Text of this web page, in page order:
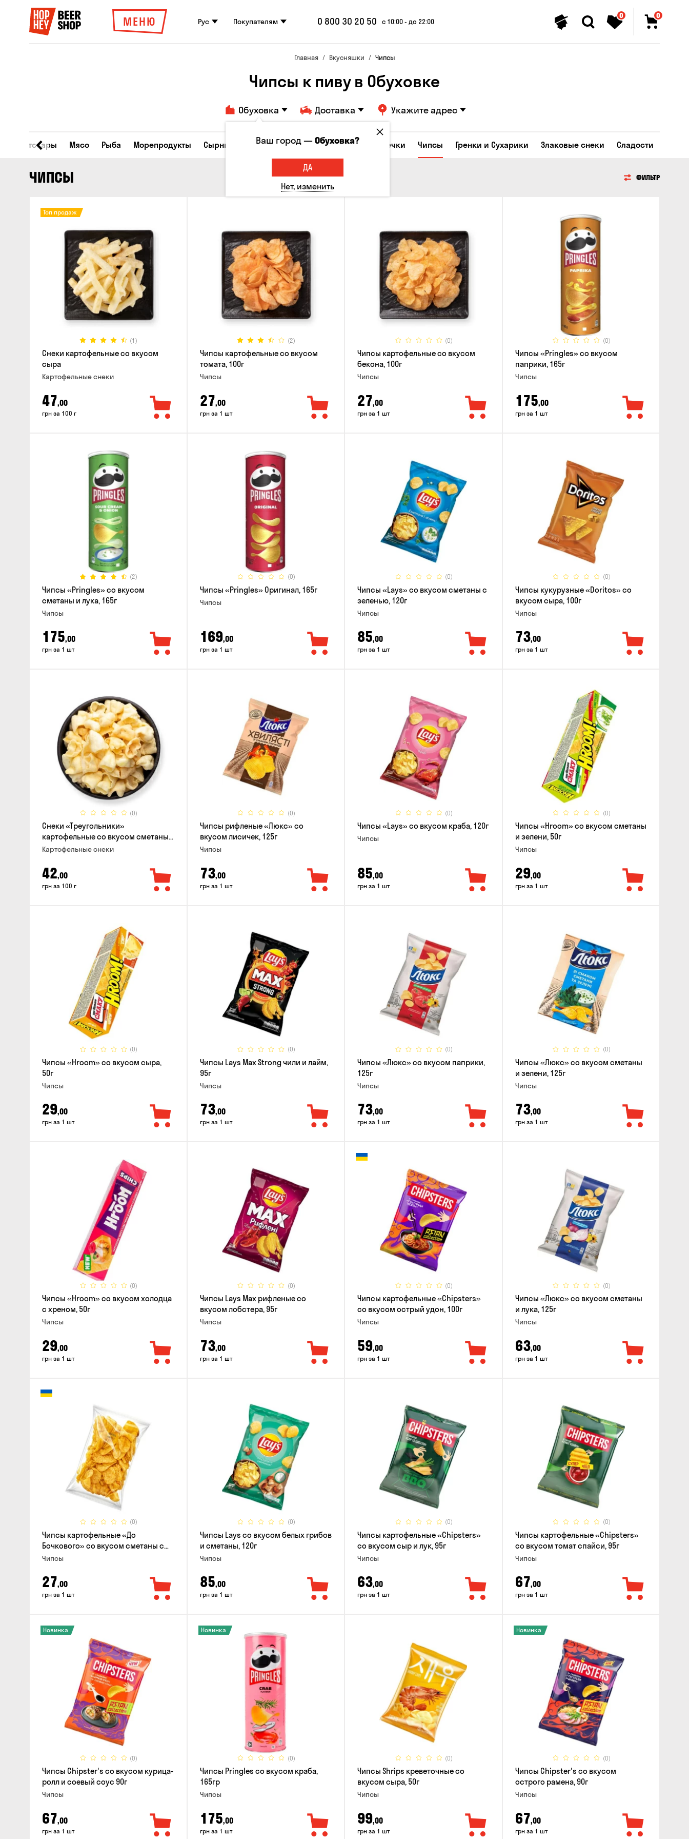
МЕНЮ Рус Покупателям 0 800 30 20 50 с 10:00 - до 22:00
0 0
Главная Вкусняшки Чипсы
Чипсы к пиву в Обуховке
Обуховка Доставка Укажите адрес
Все товары Мясо Рыба Морепродукты Сырные закуски Орешки Кукуруза Семечки Чипсы Гренки и Сухарики Злаковые снеки Сладости
ЧИПСЫ ФИЛЬТР
(1)
Топ продаж
Снеки картофельные со вкусом
сыра
Картофельные снеки
47,00
грн за 100 г
(2)
Чипсы картофельные со вкусом
томата, 100г
Чипсы
27,00
грн за 1 шт
(0)
Чипсы картофельные со вкусом
бекона, 100г
Чипсы
27,00
грн за 1 шт
(0)
Чипсы «Pringles» со вкусом
паприки, 165г
Чипсы
175,00
грн за 1 шт
(2)
Чипсы «Pringles» со вкусом
сметаны и лука, 165г
Чипсы
175,00
грн за 1 шт
(0)
Чипсы «Pringles» Оригинал, 165г
Чипсы
169,00
грн за 1 шт
(0)
Чипсы «Lays» со вкусом сметаны с
зеленью, 120г
Чипсы
85,00
грн за 1 шт
(0)
Чипсы кукурузные «Doritos» со
вкусом сыра, 100г
Чипсы
73,00
грн за 1 шт
(0)
Снеки «Треугольники»
картофельные со вкусом сметаны
с луком
Картофельные снеки
42,00
грн за 100 г
(0)
Чипсы рифленые «Люкс» со
вкусом лисичек, 125г
Чипсы
73,00
грн за 1 шт
(0)
Чипсы «Lays» со вкусом краба, 120г
Чипсы
85,00
грн за 1 шт
(0)
Чипсы «Hroom» со вкусом сметаны
и зелени, 50г
Чипсы
29,00
грн за 1 шт
(0)
Чипсы «Hroom» со вкусом сыра,
50г
Чипсы
29,00
грн за 1 шт
(0)
Чипсы Lays Max Strong чили и лайм,
95г
Чипсы
73,00
грн за 1 шт
(0)
Чипсы «Люкс» со вкусом паприки,
125г
Чипсы
73,00
грн за 1 шт
(0)
Чипсы «Люкс» со вкусом сметаны
и зелени, 125г
Чипсы
73,00
грн за 1 шт
(0)
Чипсы «Hroom» со вкусом холодца
с хреном, 50г
Чипсы
29,00
грн за 1 шт
(0)
Чипсы Lays Max рифленые со
вкусом лобстера, 95г
Чипсы
73,00
грн за 1 шт
(0)
Чипсы картофельные «Chipsters»
со вкусом острый удон, 100г
Чипсы
59,00
грн за 1 шт
(0)
Чипсы «Люкс» со вкусом сметаны
и лука, 125г
Чипсы
63,00
грн за 1 шт
(0)
Чипсы картофельные «До
Бочкового» со вкусом сметаны с
зеленью, 100г
Чипсы
27,00
грн за 1 шт
(0)
Чипсы Lays со вкусом белых грибов
и сметаны, 120г
Чипсы
85,00
грн за 1 шт
(0)
Чипсы картофельные «Chipsters»
со вкусом сыр и лук, 95г
Чипсы
63,00
грн за 1 шт
(0)
Чипсы картофельные «Chipsters»
со вкусом томат спайси, 95г
Чипсы
67,00
грн за 1 шт
(0)
Новинка
Чипсы Chipster's со вкусом курица-
ролл и соевый соус 90г
Чипсы
67,00
грн за 1 шт
(0)
Новинка
Чипсы Pringles со вкусом краба,
165гр
Чипсы
175,00
грн за 1 шт
(0)
Чипсы Shrips креветочные со
вкусом сыра, 50г
Чипсы
99,00
грн за 1 шт
(0)
Новинка
Чипсы Chipster's со вкусом
острого рамена, 90г
Чипсы
67,00
грн за 1 шт
Ваш город —Обуховка?
ДА
Нет, изменить